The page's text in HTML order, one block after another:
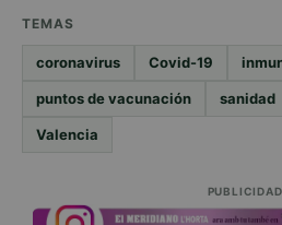
TEMAS
coronavirus Covid-19
puntos de vacunación sanidad
Valencia
PUBLICIDAD